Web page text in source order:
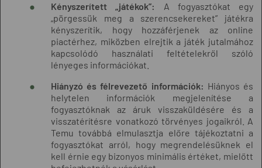
Kényszerített „játékok”:
A fogyasztókat egy
„pörgessük meg a szerencsekereket” játékra
kényszerítik, hogy hozzáférjenek az online
piactérhez, miközben elrejtik a játék jutalmához
kapcsolódó használati feltételekről szóló
lényeges információkat.
Hiányzó és félrevezető információk: Hiányos és
helytelen információk megjelenítése a
fogyasztóknak az áruk visszaküldésére és a
visszatérítésre vonatkozó törvényes jogaikról. A
Temu továbbá elmulasztja előre tájékoztatni a
fogyasztókat arról, hogy megrendelésüknek el
kell érnie egy bizonyos minimális értéket, mielőtt